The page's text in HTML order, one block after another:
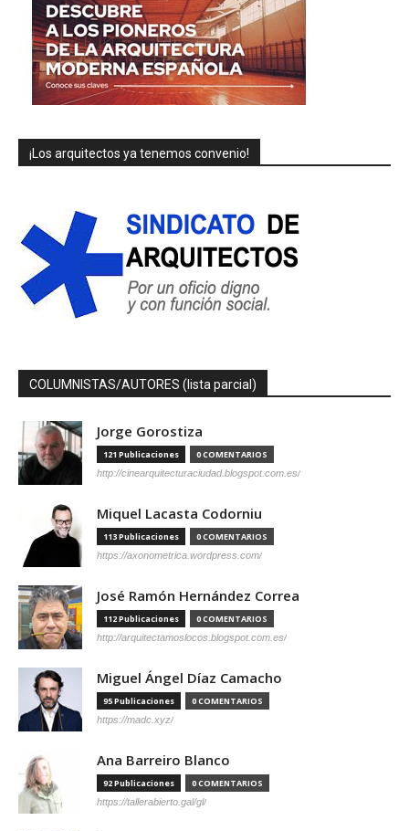
¡Los arquitectos ya tenemos convenio!
COLUMNISTAS/AUTORES (lista parcial)
Jorge Gorostiza
121 Publicaciones 0 COMENTARIOS
http://cinearquitecturaciudad.blogspot.com.es/
Miquel Lacasta Codorniu
113 Publicaciones 0 COMENTARIOS
https://axonometrica.wordpress.com/
José Ramón Hernández Correa
112 Publicaciones 0 COMENTARIOS
http://arquitectamoslocos.blogspot.com.es/
Miguel Ángel Díaz Camacho
95 Publicaciones 0 COMENTARIOS
https://madc.xyz/
Ana Barreiro Blanco
92 Publicaciones 0 COMENTARIOS
https://tallerabierto.gal/gl/